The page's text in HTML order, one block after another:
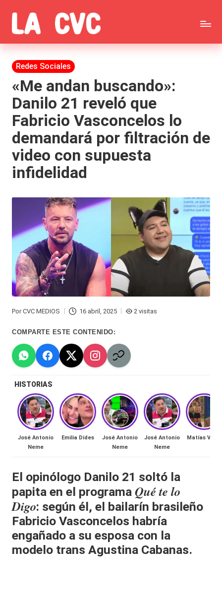
Saltar
al
contenido
C
o
p
u
c
h
a
s
y
F
á
n
d
ul
hi
le
n
a
🔥
R
e
it
y
s,
T
V
Todas
las
noticias
de
la
farándula,
Realitys,
Tierra
Hermano
Tendencias
-
y
lacvc.com
Publicada
Redes Sociales
«Me andan buscando»:
Danilo 21 reveló que
Fabricio Vasconcelos lo
demandará por filtración de
video con supuesta
infidelidad
PorCVC MEDIOS 16 abril, 2025 2 visitas
COMPARTE ESTE CONTENIDO:
HISTORIAS
José Antonio
Neme
Emilia Dides
José Antonio
Neme
José Antonio
Neme
Matías Vega
El opinólogo Danilo 21 soltó la
papita en el programa Qué te lo
Digo: según él, el bailarín brasileño
Fabricio Vasconcelos habría
engañado a su esposa con la
modelo trans Agustina Cabanas.